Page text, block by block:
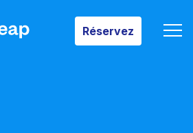
Réservez
Réservez